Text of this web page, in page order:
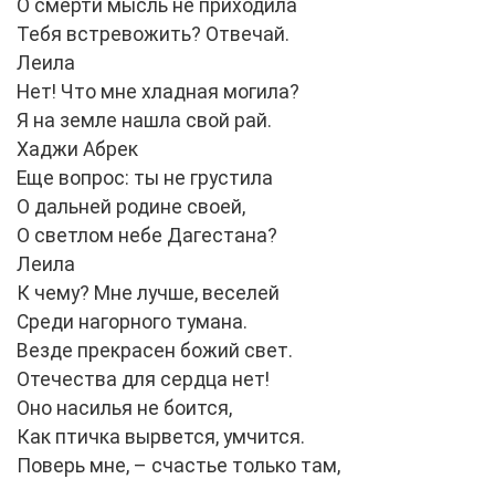
О смерти мысль не приходила
Тебя встревожить? Отвечай.
Леила
Нет! Что мне хладная могила?
Я на земле нашла свой рай.
Хаджи Абрек
Еще вопрос: ты не грустила
О дальней родине своей,
О светлом небе Дагестана?
Леила
К чему? Мне лучше, веселей
Среди нагорного тумана.
Везде прекрасен божий свет.
Отечества для сердца нет!
Оно насилья не боится,
Как птичка вырвется, умчится.
Поверь мне, – счастье только там,